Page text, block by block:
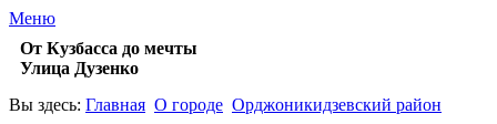
Меню
От Кузбасса до мечты
Улица Дузенко
Вы здесь: Главная О городе Орджоникидзевский район